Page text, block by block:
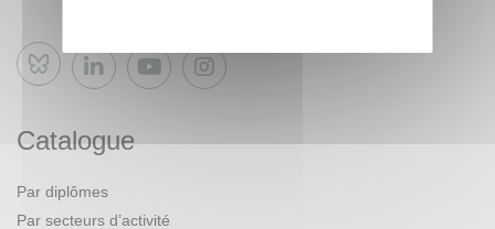
Bluesky
Catalogue
Par diplômes
Par secteurs d’activité